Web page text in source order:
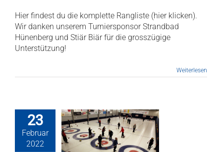
Hier findest du die komplette Rangliste (hier klicken).
Wir danken unserem Turniersponsor Strandbad
Hünenberg und Stiär Biär für die grosszügige
Unterstützung!
Weiterlesen
23
Februar
2022
Am – das
Turnier –